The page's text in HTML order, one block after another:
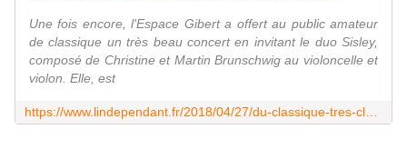
Une fois encore, l'Espace Gibert a offert au public amateur
de classique un très beau concert en invitant le duo Sisley,
composé de Christine et Martin Brunschwig au violoncelle et
violon. Elle, est